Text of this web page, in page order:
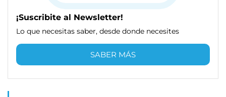
¡Suscribite al Newsletter!
Lo que necesitas saber, desde donde necesites
SABER MÁS